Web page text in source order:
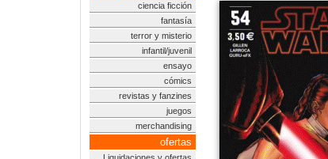
ciencia ficción
fantasía
terror y misterio
infantil/juvenil
ensayo
cómics
revistas y fanzines
juegos
merchandising
ofertas